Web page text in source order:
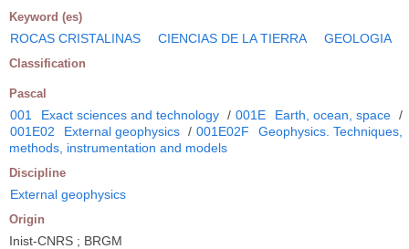
Keyword (es)
ROCAS CRISTALINAS CIENCIAS DE LA TIERRA GEOLOGIA
Classification
Pascal
001 Exact sciences and technology / 001E Earth, ocean, space /
001E02
External geophysics / 001E02F
Geophysics. Techniques,
methods, instrumentation and models
Discipline
External geophysics
Origin
Inist-CNRS ; BRGM